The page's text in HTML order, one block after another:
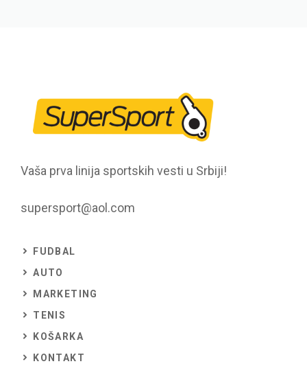
Vaša prva linija sportskih vesti u Srbiji!
supersport@aol.com
FUDBAL
AUTO
MARKETING
TENIS
KOŠARKA
KONTAKT